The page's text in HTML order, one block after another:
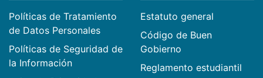
Políticas de Tratamiento
de Datos Personales
Políticas de Seguridad de
la Información
Estatuto general
Código de Buen
Gobierno
Reglamento estudiantil